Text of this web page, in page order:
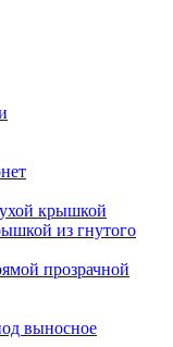
крышкой
из гнутого
прозрачной
выносное